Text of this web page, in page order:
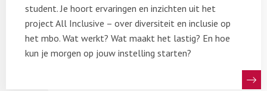
student. Je hoort ervaringen en inzichten uit het
project All Inclusive – over diversiteit en inclusie op
het mbo. Wat werkt? Wat maakt het lastig? En hoe
kun je morgen op jouw instelling starten?